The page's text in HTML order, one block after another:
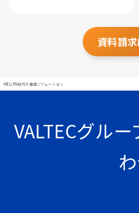
資料請
#官公庁向けDX推進ソリューション
VALTECグル